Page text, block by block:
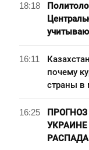
18:18
16:11
почему
страны в
16:25
РАСПАДА